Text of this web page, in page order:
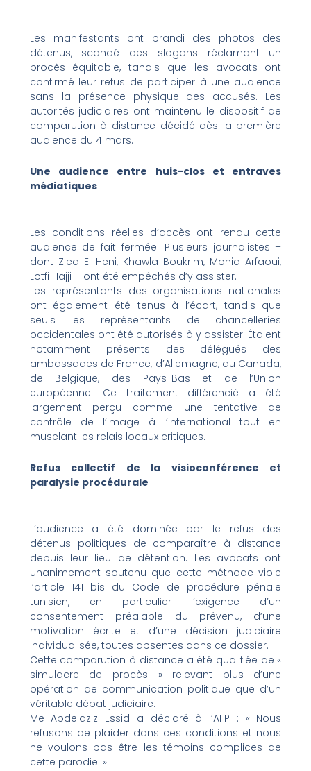
Les manifestants ont brandi des photos des
détenus, scandé des slogans réclamant un
procès équitable, tandis que les avocats ont
confirmé leur refus de participer à une audience
sans la présence physique des accusés. Les
autorités judiciaires ont maintenu le dispositif de
comparution à distance décidé dès la première
audience du 4 mars.
Une audience entre huis-clos et entraves
médiatiques
Les conditions réelles d’accès ont rendu cette
audience de fait fermée. Plusieurs journalistes –
dont Zied El Heni, Khawla Boukrim, Monia Arfaoui,
Lotfi Hajji – ont été empêchés d’y assister.
Les représentants des organisations nationales
ont également été tenus à l’écart, tandis que
seuls les représentants de chancelleries
occidentales ont été autorisés à y assister. Étaient
notamment présents des délégués des
ambassades de France, d’Allemagne, du Canada,
de Belgique, des Pays-Bas et de l’Union
européenne. Ce traitement différencié a été
largement perçu comme une tentative de
contrôle de l’image à l’international tout en
muselant les relais locaux critiques.
Refus collectif de la visioconférence et
paralysie procédurale
L’audience a été dominée par le refus des
détenus politiques de comparaître à distance
depuis leur lieu de détention. Les avocats ont
unanimement soutenu que cette méthode viole
l’article 141 bis du Code de procédure pénale
tunisien, en particulier l’exigence d’un
consentement préalable du prévenu, d’une
motivation écrite et d’une décision judiciaire
individualisée, toutes absentes dans ce dossier.
Cette comparution à distance a été qualifiée de «
simulacre de procès » relevant plus d’une
opération de communication politique que d’un
véritable débat judiciaire.
Me Abdelaziz Essid a déclaré à l’AFP : « Nous
refusons de plaider dans ces conditions et nous
ne voulons pas être les témoins complices de
cette parodie. »